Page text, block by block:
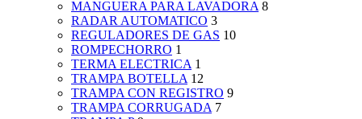
MANGUERA PARA LAVADORA 8
RADAR AUTOMATICO 3
REGULADORES DE GAS 10
ROMPECHORRO 1
TERMA ELECTRICA 1
TRAMPA BOTELLA 12
TRAMPA CON REGISTRO 9
TRAMPA CORRUGADA 7